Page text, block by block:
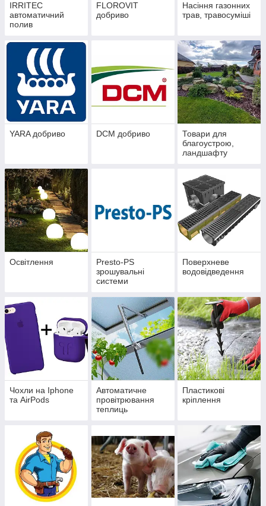
IRRITEC
автоматичний
полив
FLOROVIT
добриво
Насіння газонних
трав, травосуміші
YARA добриво DCM добриво
Товари для
благоустрою,
ландшафту
Освітлення
Presto-PS
зрошувальні
системи
Поверхневе
водовідведення
Чохли на Iphone
та AirPods
Автоматичне
провітрювання
теплиць
Пластикові
кріплення